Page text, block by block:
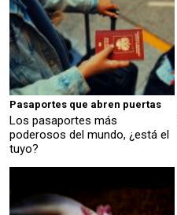
Pasaportes que abren puertas
Los pasaportes más
poderosos del mundo, ¿está el
tuyo?